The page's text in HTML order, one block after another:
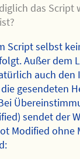
das Script
Script selbst
Außer dem
auch den
gesendeten
sendet der
Modified ohne